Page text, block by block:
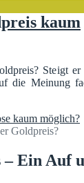
zu
teuer?
kaum
Steigt
die Meinung
Goldpreis?
– Ein Auf